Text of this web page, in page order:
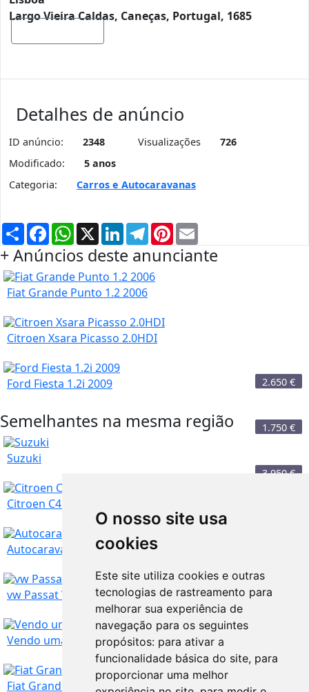
O nosso site usa
cookies
Este site utiliza cookies e outras
tecnologias de rastreamento para
melhorar sua experiência de
navegação para os seguintes
propósitos: para ativar a
funcionalidade básica do site, para
proporcionar uma melhor
Largo Vieira Caldas, Caneças, Portugal, 1685
Detalhes de anúncio
ID anúncio: 2348 Visualizações
726
Modificado:
5 anos
Categoria:
Carros e Autocaravanas
PartilharFacebookWhatsApp
X LinkedInTelegram
Pinterest
+ Anúncios deste anunciante
Fiat Grande Punto 1.2 2006
2.650 €
Citroen Xsara Picasso 2.0HDI
1.750 €
Ford Fiesta 1.2i 2009
3.950 €
Semelhantes na mesma região
Suzuki
Citroen C4 Grande Picasso 7 lugares
Lisboa 3.750
Autocaravana Fiat Roller Team
Lisboa
vw Passat Variant
Lisboa
Vendo uma carrinha Astra opel ano 2015
Fiat Grande Punto 1.2 2006